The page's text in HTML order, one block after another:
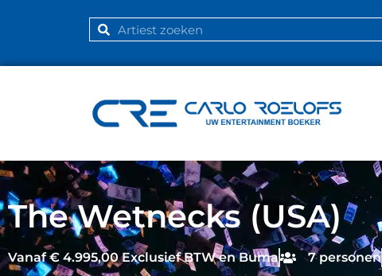
The Wetnecks (USA)
Vanaf € 4.995,00 Exclusief BTW en Buma 7 personen